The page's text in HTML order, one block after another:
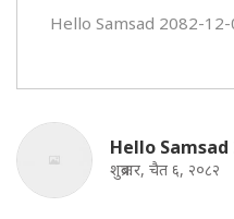
Hello Samsad 2082-
Hello Samsad
शुक्रबार, चैत ६, २०८२